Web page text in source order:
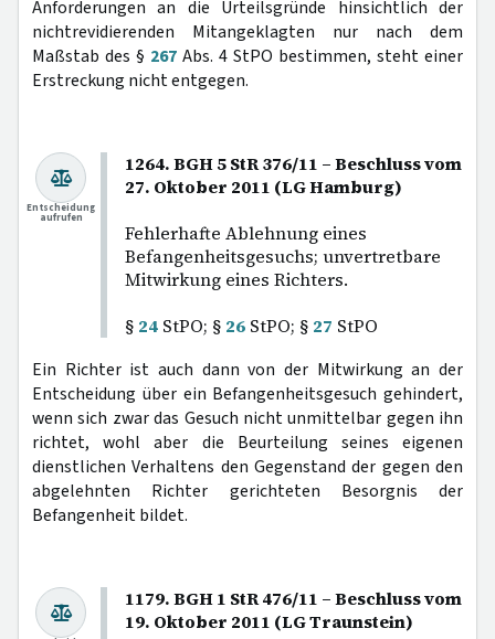
Anforderungen an die Urteilsgründe hinsichtlich der
nichtrevidierenden Mitangeklagten nur nach dem
Maßstab des § 267 Abs. 4 StPO bestimmen, steht einer
Erstreckung nicht entgegen.
1264. BGH 5 StR 376/11 – Beschluss vom
27. Oktober 2011 (LG Hamburg)
Fehlerhafte Ablehnung eines
Befangenheitsgesuchs; unvertretbare
Mitwirkung eines Richters.
§ 24 StPO; § 26 StPO; § 27 StPO
Entscheidung
aufrufen
Ein Richter ist auch dann von der Mitwirkung an der
Entscheidung über ein Befangenheitsgesuch gehindert,
wenn sich zwar das Gesuch nicht unmittelbar gegen ihn
richtet, wohl aber die Beurteilung seines eigenen
dienstlichen Verhaltens den Gegenstand der gegen den
abgelehnten Richter gerichteten Besorgnis der
Befangenheit bildet.
1179. BGH 1 StR 476/11 – Beschluss vom
19. Oktober 2011 (LG Traunstein)